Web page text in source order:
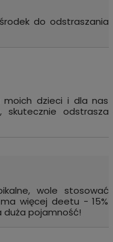
do odstraszania
moich dzieci i dla nas
skutecznie odstrasza
wole stosować
więcej deetu - 15%
duża pojamność!